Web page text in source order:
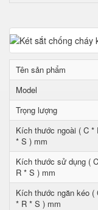
Tên sản phẩm
Model
Trọng lượng
Kích thước ngoài ( C *
* S ) mm
Kích thước sử dụng (
R * S ) mm
Kích thước ngăn kéo (
* R * S ) mm